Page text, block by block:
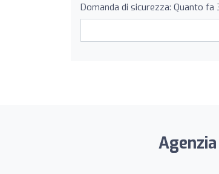
Domanda di sicurezza: Quanto fa